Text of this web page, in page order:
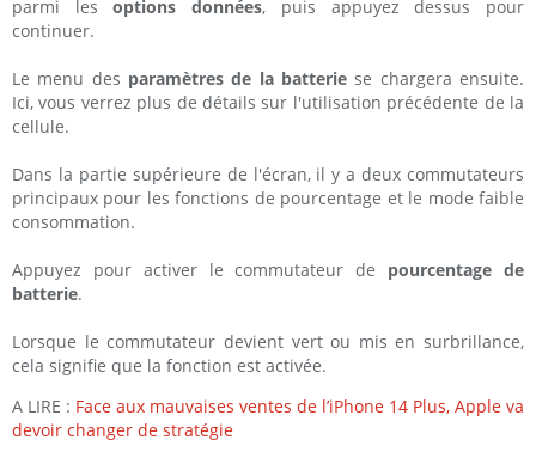
parmi lesoptions données, puis appuyez dessus pour
continuer.
Le menu des paramètres de la batterie se chargera ensuite.
Ici, vous verrez plus de détails sur l'utilisation précédente de la
cellule.
Dans la partie supérieure de l'écran, il y a deux commutateurs
principaux pour les fonctions de pourcentage et le mode faible
consommation.
Appuyez pour activer le commutateur de pourcentage de
batterie.
Lorsque le commutateur devient vert ou mis en surbrillance,
cela signifie que la fonction est activée.
A LIRE : Face aux mauvaises ventes de l’iPhone 14 Plus, Apple va
devoir changer de stratégie